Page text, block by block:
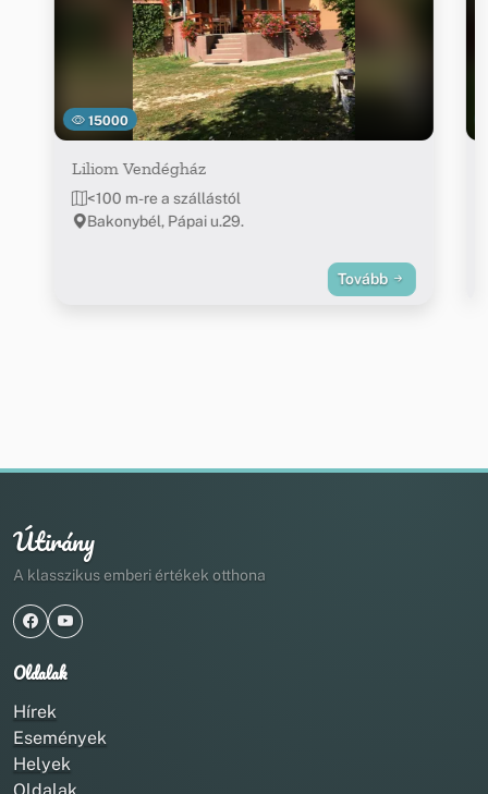
15000
Liliom Vendégház
<100 m-re a szállástól
Bakonybél, Pápai u.29.
Tovább
Útirány
A klasszikus emberi értékek otthona
Oldalak
Hírek
Események
Helyek